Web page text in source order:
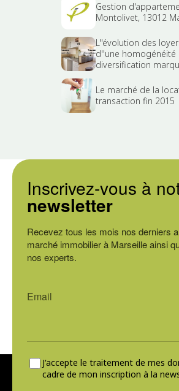
Gestion
Montolivet, 13012
L''évolution des
d''une homogénéité
diversification
Le marché de la
transaction fin 2015
Inscrivez-vous à
newsletter
Recevez tous les mois nos derniers
marché immobilier à Marseille ainsi
nos experts.
J'accepte le traitement de mes
cadre de mon inscription à la